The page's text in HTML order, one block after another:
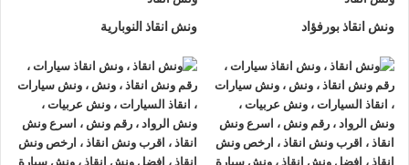
أهبة الاستعداد و جاهز دائما لمساعدتك في أي وقت من النهار أو
الليل 24/7/365 تشمل خدمات
انقاذ السيارات في دمنهور
يلي:
1- السرعة
يصلكونش انقاذ السيارات
بسرعة فائقة خلال 30 دقيقة بحد اقصي
فور طلبك لـونش إنقاذ سياراتمن أجل إنقاذ السياراتالمُعطّلة في
ونش انقاذ بورفؤاد ونش انقاذ النوبارية